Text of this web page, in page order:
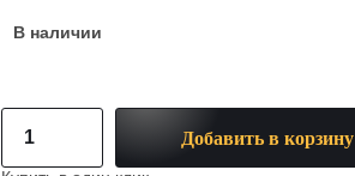
В наличии
Добавить в корзину